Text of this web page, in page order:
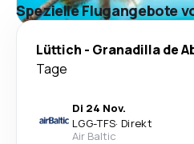
Spezielle Flugangebote
Lüttich - Granadilla de
Tage
Di 24 Nov.
LGG-TFS· Direkt
Air Baltic